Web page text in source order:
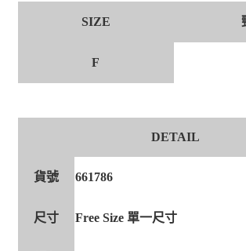
SIZE
F
DETAIL
貨號 661786
尺寸 Free Size 單一尺寸